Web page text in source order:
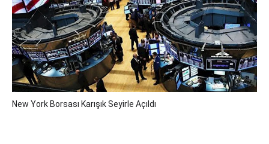
New York Borsası Karışık Seyirle Açıldı